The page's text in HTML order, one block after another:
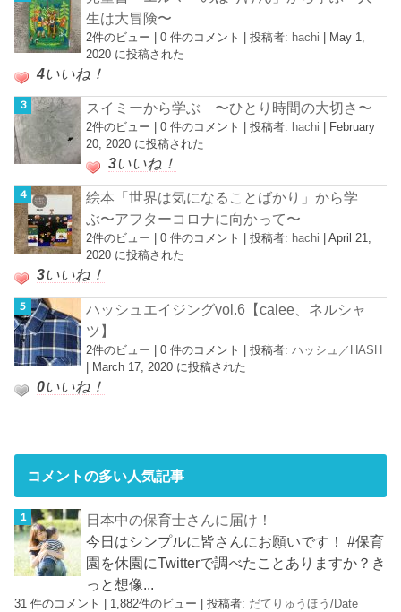
生は大冒険〜
2件のビュー |0 件のコメント |投稿者: hachi
May 1,
2020 に投稿された
4いいね！
スイミーから学ぶ 〜ひとり時間の大切さ〜
2件のビュー |0 件のコメント |投稿者: hachi
February
20, 2020 に投稿された
3いいね！
絵本「世界は気になることばかり」から学
ぶ〜アフターコロナに向かって〜
2件のビュー |0 件のコメント |投稿者: hachi |April 21,
2020 に投稿された
3いいね！
ハッシュエイジングvol.6【calee、ネルシャ
ツ】
2件のビュー |0 件のコメント |投稿者:ハッシュ／HASH
March 17, 2020 に投稿された
0いいね！
コメントの多い人気記事
日本中の保育士さんに届け！
今日はシンプルに皆さんにお願いです！ #保育
園を休園にTwitterで調べたことありますか？き
っと想像...
31 件のコメント | 1,882件のビュー |投稿者: だてりゅうほう/Date